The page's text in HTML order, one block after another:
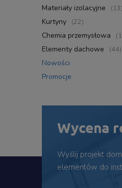
Materiały izolacyjne (13)
Kurtyny (22)
Chemia przemysłowa
Elementy dachowe (44)
Nowości
Promocje
Wycena
Wyślij projekt
elementów do